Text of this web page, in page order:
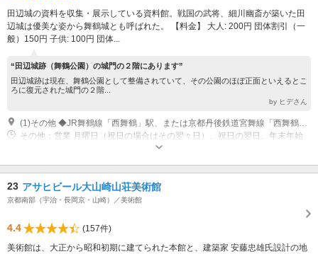
田辺城の資料を収集・展示している資料館。戦国の武将、細川幽斎が築いた田
辺城は優美な姿から舞鶴城とも呼ばれた。 【料金】 大人: 200円 団体割引（一
般）150円 子供: 100円 団体...
“田辺城跡（舞鶴公園）の城門の２階にあります”
田辺城跡は現在、舞鶴公園として整備されていて、その公園のほぼ正面といえるとこ
ろに復元された城門の２階...
by ヒデさん
その他：営業 月曜日（祝日の場合はその翌々日）、祝日の翌日、年末年始
23 アサヒビール大山崎山荘美術館
京都南部（宇治・長岡京・山崎）／美術館
4.4
(157件)
美術館は、大正から昭和初期に建てられた本館と、建築家 安藤忠雄氏設計の地